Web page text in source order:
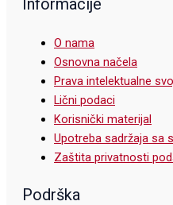
Informacije
O nama
Osnovna načela
Prava intelektualne
Lični podaci
Korisnički materijal
Upotreba sadržaja sa
Zaštita privatnosti
Podrška